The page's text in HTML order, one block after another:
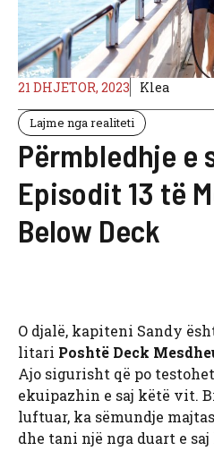
21 DHJETOR, 2023 Klea
Lajme nga realiteti
Përmbledhje e
Episodit 13 të
Below Deck
O djalë, kapiteni Sandy
litari Poshtë Deck
Ajo sigurisht që po
ekuipazhin e saj këtë vit.
luftuar, ka sëmundje
dhe tani një nga duart e